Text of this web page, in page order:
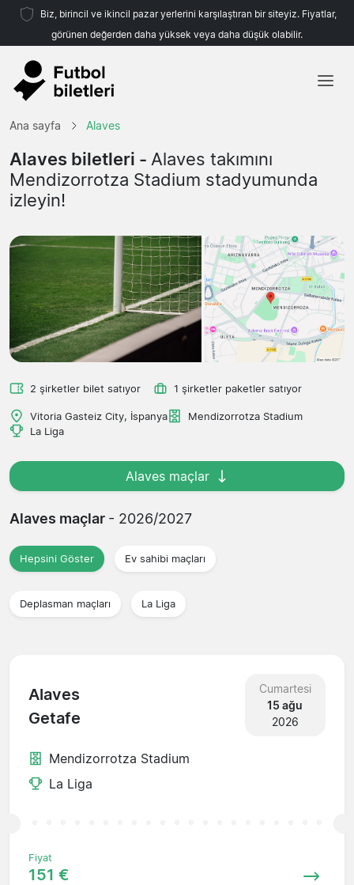
Biz, birincil ve ikincil pazar yerlerini karşılaştıran bir siteyiz. Fiyatlar,
görünen değerden daha yüksek veya daha düşük olabilir.
Takımlar
Ligler
Ana sayfa Alaves
Alaves biletleri - Alaves takımını
Mendizorrotza Stadium stadyumunda
izleyin!
2 şirketler bilet satıyor 1 şirketler paketler satıyor
Vitoria Gasteiz City, İspanya
Mendizorrotza Stadium
La Liga
Alaves maçlar
Alaves maçlar - 2026/2027
Hepsini Göster Ev sahibi maçları
Deplasman maçları La Liga
Alaves
Getafe
Cumartesi
15 ağu
2026
Mendizorrotza Stadium
La Liga
Fiyat
151 €